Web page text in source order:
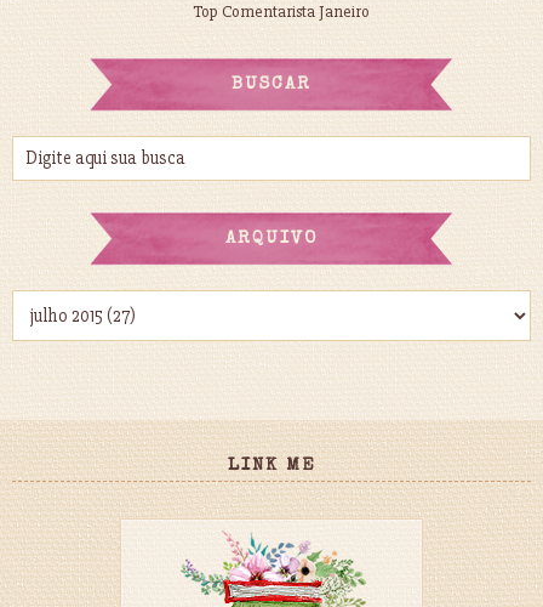
Top Comentarista Janeiro
BUSCAR
ARQUIVO
LINK ME